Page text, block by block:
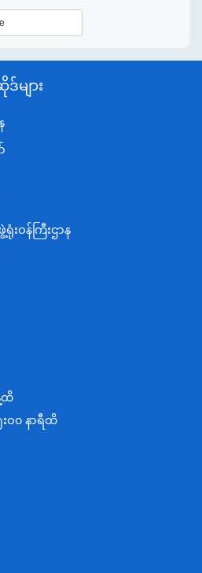
များ
းဝန်ကြီးဌာန
မှုဝန်ကြီးဌာန
င်းဆောင်ရွက်ရေးဝန်ကြီးဌာန
မှုဝန်ကြီးဌာန
နှင့်ဆည်မြောင်းဝန်ကြီးဌာန
ေးဝန်ကြီးဌာန
န်းသိမ်းရေးဝန်ကြီးဌာန
ထိ
ဝ၀ နာရီထိ